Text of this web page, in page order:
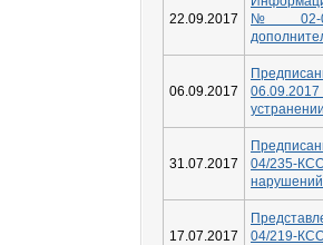
22.09.2017
№02-
06.09.2017
31.07.2017
04/235-
17.07.2017
04/219-